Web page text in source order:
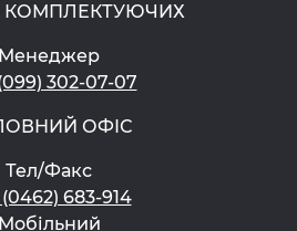
Менеджер
302-07-07
ОФІС
Тел/Факс
(0462) 683-914
Мобільний